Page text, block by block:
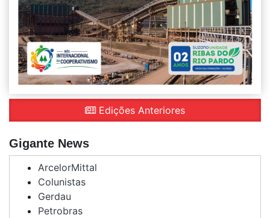
Edições Anteriores
Gigante News
ArcelorMittal
Colunistas
Gerdau
Petrobras